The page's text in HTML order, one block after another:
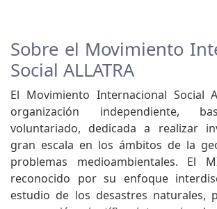
Sobre el Movimiento
Social ALLATRA
El Movimiento Internacional Social
organización independiente,
voluntariado, dedicada a realizar
gran escala en los ámbitos de la
problemas medioambientales. El
reconocido por su enfoque
estudio de los desastres naturales,